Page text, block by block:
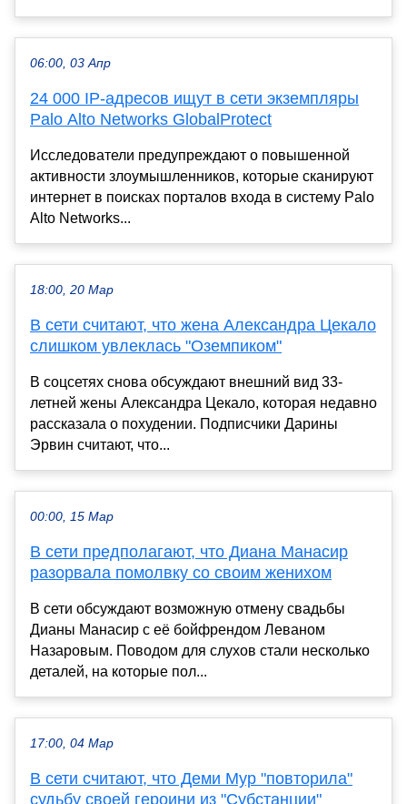
06:00, 03 Апр
24 000 IP-адресов ищут в сети экземпляры
Palo Alto Networks GlobalProtect
Исследователи предупреждают о повышенной
активности злоумышленников, которые сканируют
интернет в поисках порталов входа в систему Palo
Alto Networks...
18:00, 20 Мар
В сети считают, что жена Александра Цекало
слишком увлеклась "Оземпиком"
В соцсетях снова обсуждают внешний вид 33-
летней жены Александра Цекало, которая недавно
рассказала о похудении. Подписчики Дарины
Эрвин считают, что...
00:00, 15 Мар
В сети предполагают, что Диана Манасир
разорвала помолвку со своим женихом
В сети обсуждают возможную отмену свадьбы
Дианы Манасир с её бойфрендом Леваном
Назаровым. Поводом для слухов стали несколько
деталей, на которые пол...
17:00, 04 Мар
В сети считают, что Деми Мур "повторила"
судьбу своей героини из "Субстанции"